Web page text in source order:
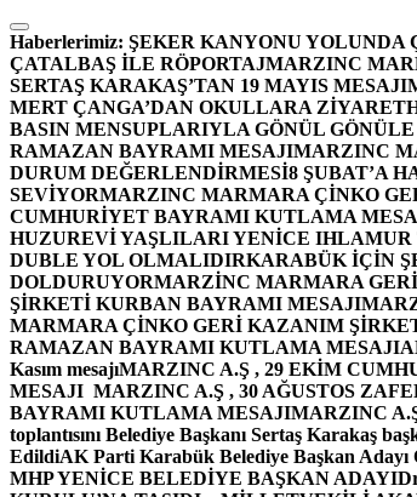
İçeriğe
atla
Haberlerimiz: ŞEKER KANYONU
ÇATALBAŞ İLE RÖPORTAJMARZINC
SERTAŞ KARAKAŞ’TAN 19 MAYIS MESAJI
MERT ÇANGA’DAN OKULLARA ZİYARET
BASIN MENSUPLARIYLA GÖNÜL
RAMAZAN BAYRAMI MESAJIMARZINC
DURUM DEĞERLENDİRMESİ8 ŞUBAT’A
SEVİYORMARZINC MARMARA ÇİNKO
CUMHURİYET BAYRAMI KUTLAMA
HUZUREVİ YAŞLILARI YENİCE
DUBLE YOL OLMALIDIRKARABÜK İÇİN
DOLDURUYORMARZİNC MARMARA
ŞİRKETİ KURBAN BAYRAMI MESAJI
MARMARA ÇİNKO GERİ KAZANIM
RAMAZAN BAYRAMI KUTLAMA MESAJI
Kasım mesajıMARZINC A.Ş , 29 EKİM
MESAJI MARZINC A.Ş , 30 AĞUSTOS
BAYRAMI KUTLAMA MESAJIMARZINC
toplantısını Belediye Başkanı Sertaş Karakaş
EdildiAK Parti Karabük Belediye Başkan
MHP YENİCE BELEDİYE BAŞKAN ADAYI